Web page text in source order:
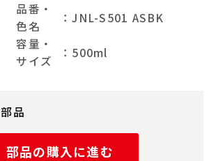
品番・
色名
：JNL-S501 ASBK
容量・
サイズ
：500ml
品
部品の購入に進む